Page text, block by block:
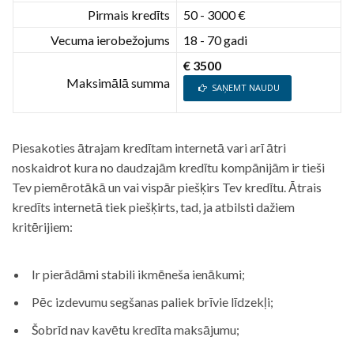
Pirmais kredīts
50 - 3000 €
Vecuma ierobežojums
18 - 70 gadi
Maksimālā summa
€ 3500
SAŅEMT NAUDU
Piesakoties ātrajam kredītam internetā vari arī ātri
noskaidrot kura no daudzajām kredītu kompānijām ir tieši
Tev piemērotākā un vai vispār piešķirs Tev kredītu. Ātrais
kredīts internetā tiek piešķirts, tad, ja atbilsti dažiem
kritērijiem:
Ir pierādāmi stabili ikmēneša ienākumi;
Pēc izdevumu segšanas paliek brīvie līdzekļi;
Šobrīd nav kavētu kredīta maksājumu;